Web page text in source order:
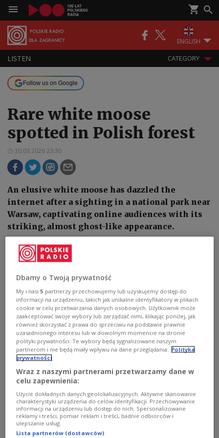
ENGLISH
LISTEN CATEGORY
Follow us on Google
Rare white moose
spotted in Polish forest
30.03.2026 23:30
An elusive white moose has dazzled the
internet after a sighting in a national park near
Warsaw, captivating online audiences with its
striking, almost ghost-like appearance.
AUDIO 1
Audio report: Click to listen
An albino moose Lasse Dybdahl, CC BY-SA 4.0 , via Wikimedia Commons
Dbamy o Twoją prywatność
My i nasi5 partnerzy przechowujemy lub uzyskujemy dostęp do
informacji na urządzeniu, takich jak unikalne identyfikatory w plikach
cookie w celu przetwarzania danych osobowych. Użytkownik może
zaakceptować swoje wybory lub zarządzać nimi, klikając poniżej, jak
również skorzystać z prawa do sprzeciwu na podstawie prawnie
uzasadnionego interesu lub w dowolnym momencie na stronie
polityki prywatności. Te wybory będą sygnalizowane naszym
partnerom i nie będą miały wpływu na dane przeglądania.
Polityka
prywatności
Wraz z naszymi partnerami przetwarzamy dane w
celu zapewnienia:
Użycie dokładnych danych geolokalizacyjnych. Aktywne skanowanie
charakterystyki urządzenia do celów identyfikacji. Przechowywanie
informacji na urządzeniu lub dostęp do nich. Spersonalizowane
reklamy i treści, pomiar reklam i treści, badnie odbiorców i
ulepszanie usług.
Lista partnerów (dostawców)